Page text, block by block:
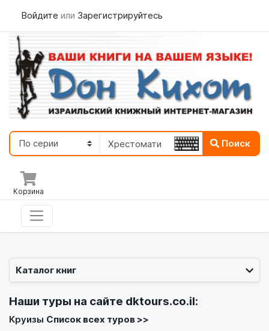
Войдите или Зарегистрируйтесь
Поиск
Корзина
Каталог книг
Наши туры на сайте dktours.co.il:
Круизы Список всех туров >>